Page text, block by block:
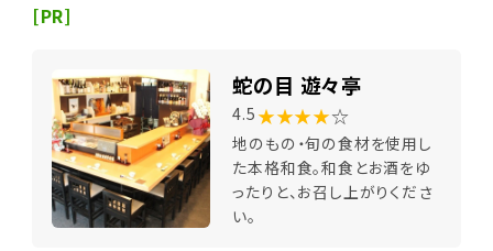
[PR]
蛇の目 遊々亭
4.5 ★★★★☆
地のもの・旬の食材を使用し
た本格和食。和食とお酒をゆ
ったりと、お召し上がりくださ
い。